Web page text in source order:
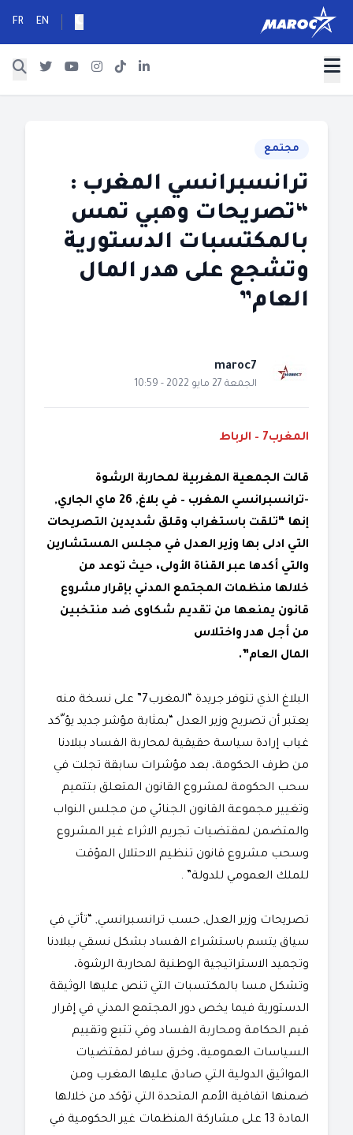
EN
FR
مجتمع
ترانسبرانسي المغرب :
“تصريحات وهبي تمس
بالمكتسبات الدستورية
وتشجع على هدر المال
العام”
maroc7
الجمعة 27 مايو 2022 - 10:59
المغرب7 – الرباط
قالت الجمعية المغربية لمحاربة الرشوة
-ترانسبرانسي المغرب – في بلاغ, 26 ماي الجاري,
إنها “تلقت باستغراب وقلق شديدين التصريحات
التي ادلى بها وزير العدل في مجلس المستشارين
والتي أكدها عبر القناة الأولى، حيث توعد من
خلالها منظمات المجتمع المدني بإقرار مشروع
قانون يمنعها من تقديم شكاوى ضد منتخبين
من أجل هدر واختلاس
المال العام”.
البلاغ الذي تتوفر جريدة “المغرب7” على نسخة منه
يعتبر أن تصريح وزير العدل “بمثابة مؤشر جديد يؤ ّكد
غياب إرادة سياسة حقيقية لمحاربة الفساد ببلادنا
من طرف الحكومة، بعد مؤشرات سابقة تجلت في
سحب الحكومة لمشروع القانون المتعلق بتتميم
وتغيير مجموعة القانون الجنائي من مجلس النواب
والمتضمن لمقتضيات تجريم الاثراء غير المشروع
وسحب مشروع قانون تنظيم الاحتلال المؤقت
للملك العمومي للدولة” .
تصريحات وزير العدل, حسب ترانسبرانسي, “تأتي في
سياق يتسم باستشراء الفساد بشكل نسقي ببلادنا
وتجميد الاستراتيجية الوطنية لمحاربة الرشوة،
وتشكل مسا بالمكتسبات التي تنص عليها الوثيقة
الدستورية فيما يخص دور المجتمع المدني في إقرار
قيم الحكامة ومحاربة الفساد وفي تتبع وتقييم
السياسات العمومية، وخرق سافر لمقتضيات
المواثيق الدولية التي صادق عليها المغرب ومن
ضمنها اتفاقية الأمم المتحدة التي تؤكد من خلالها
المادة 13 على مشاركة المنظمات غير الحكومية في